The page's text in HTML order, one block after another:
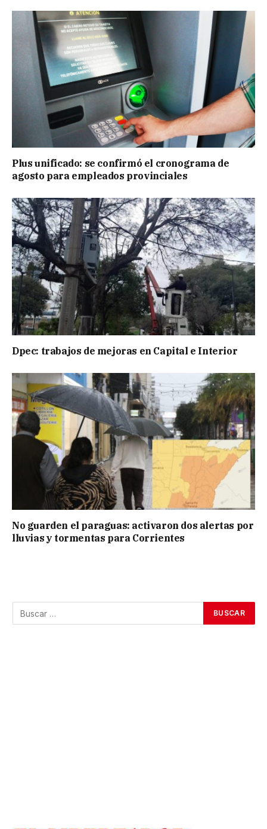
Plus unificado: se confirmó el cronograma de
agosto para empleados provinciales
Dpec: trabajos de mejoras en Capital e Interior
No guarden el paraguas: activaron dos alertas por
lluvias y tormentas para Corrientes